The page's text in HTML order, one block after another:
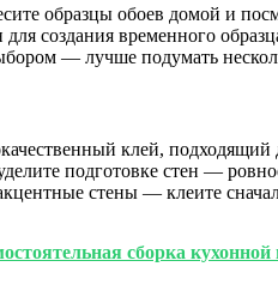
образцы обоев домой и
для создания временного
— лучше подумать
клей, подходящий
подготовке стен —
стены — клеите
сборка